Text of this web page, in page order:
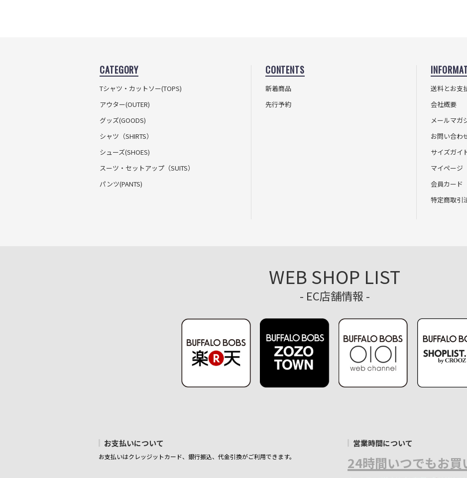
CATEGORY
Tシャツ・カットソー(TOPS)
アウター(OUTER)
グッズ(GOODS)
シャツ（SHIRTS）
シューズ(SHOES)
スーツ・セットアップ （SUITS）
パンツ(PANTS)
CONTENTS
新着商品
先行予約
送料とお支
会社概要
メールマガ
お問い合わ
サイズガイ
マイページ
会員カード
特定商取引
WEB SHOP LIST
- EC店舗情報 -
お支払いについて
お支払いはクレッジットカード、銀行振込、代金引換がご利用できます。
営業時間について
24時間いつでもお買